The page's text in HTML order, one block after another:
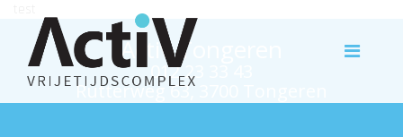
Activ Tongeren
012 23 33 43
Rutterweg 63, 3700 Tongeren